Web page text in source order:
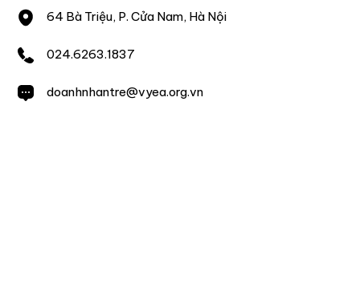
64 Bà Triệu, P. Cửa Nam, Hà Nội
024.6263.1837
doanhnhantre@vyea.org.vn